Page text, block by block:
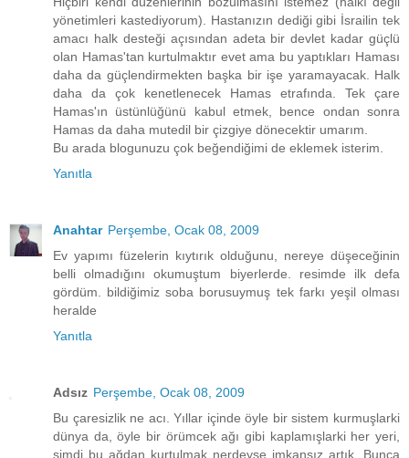
yönetimleri kastediyorum). Hastanızın dediği gibi İsrailin tek
amacı halk desteği açısından adeta bir devlet kadar güçlü
olan Hamas'tan kurtulmaktır evet ama bu yaptıkları Haması
daha da güçlendirmekten başka bir işe yaramayacak. Halk
daha da çok kenetlenecek Hamas etrafında. Tek çare
Hamas'ın üstünlüğünü kabul etmek, bence ondan sonra
Hamas da daha mutedil bir çizgiye dönecektir umarım.
Bu arada blogunuzu çok beğendiğimi de eklemek isterim.
Yanıtla
Anahtar Perşembe, Ocak 08, 2009
Ev yapımı füzelerin kıytırık olduğunu, nereye düşeceğinin
belli olmadığını okumuştum biyerlerde. resimde ilk defa
gördüm. bildiğimiz soba borusuymuş tek farkı yeşil olması
heralde
Yanıtla
Adsız Perşembe, Ocak 08, 2009
Bu çaresizlik ne acı. Yıllar içinde öyle bir sistem kurmuşlarki
dünya da, öyle bir örümcek ağı gibi kaplamışlarki her yeri,
şimdi bu ağdan kurtulmak nerdeyse imkansız artık. Bunca